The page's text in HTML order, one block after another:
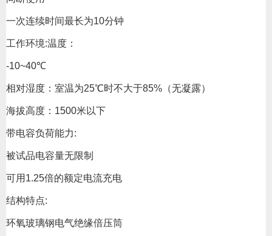
一次连续时间最长为10分钟
工作环境:温度：
-10~40℃
相对湿度：室温为25℃时不大于85%（无凝露）
海拔高度：1500米以下
带电容负荷能力:
被试品电容量无限制
可用1.25倍的额定电流充电
结构特点:
环氧玻璃钢电气绝缘倍压筒